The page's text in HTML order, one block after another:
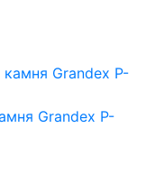
Grandex P-